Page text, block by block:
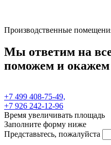
Производственные
Мы ответим на
поможем и окажем
+7 499 408-75-49,
+7 926 242-12-96
Время увеличивать площадь
Заполните форму ниже
Представьтесь, пожалуйста